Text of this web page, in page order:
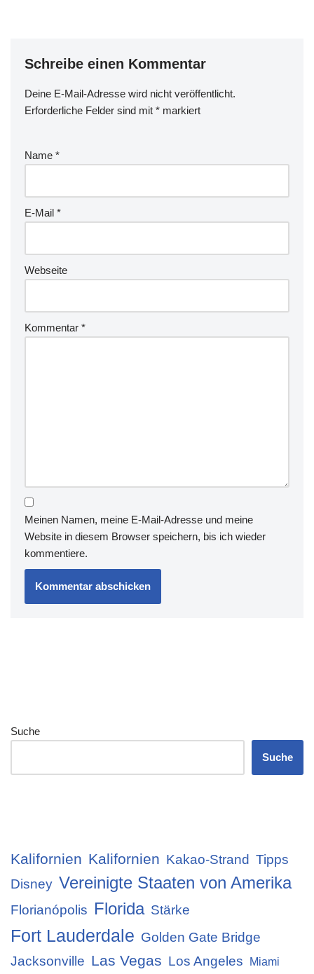
Schreibe einen Kommentar
Deine E-Mail-Adresse wird nicht veröffentlicht.
Erforderliche Felder sind mit * markiert
Name *
E-Mail *
Webseite
Kommentar *
Meinen Namen, meine E-Mail-Adresse und meine
Website in diesem Browser speichern, bis ich wieder
kommentiere.
Suche
Suche
Kalifornien Kalifornien Kakao-Strand Tipps
Disney Vereinigte Staaten von Amerika
Florianópolis Florida Stärke
Fort Lauderdale Golden Gate Bridge
Jacksonville Las Vegas Los Angeles Miami